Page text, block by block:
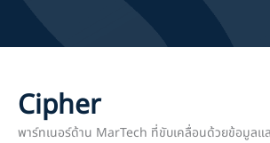
Cipher
พาร์ทเนอร์ด้าน MarTech ที่ขับเคลื่อนด้วยข้อมูลแล